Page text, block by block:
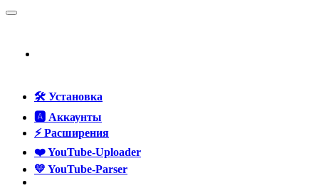
🛠️ Установка
🅰️ Аккаунты
⚡ Расширения
❤️ YouTube-Uploader
💛 YouTube-Parser